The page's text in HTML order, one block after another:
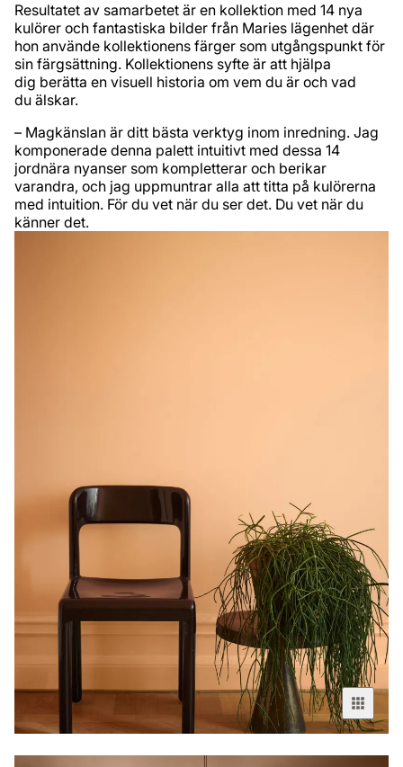
Resultatet av samarbetet är en kollektion med 14 nya
kulörer och fantastiska bilder från Maries lägenhet där
hon använde kollektionens färger som utgångspunkt för
sin färgsättning. Kollektionens syfte är att hjälpa
dig berätta en visuell historia om vem du är och vad
du älskar.
– Magkänslan är ditt bästa verktyg inom inredning. Jag
komponerade denna palett intuitivt med dessa 14
jordnära nyanser som kompletterar och berikar
varandra, och jag uppmuntrar alla att titta på kulörerna
med intuition. För du vet när du ser det. Du vet när du
känner det.